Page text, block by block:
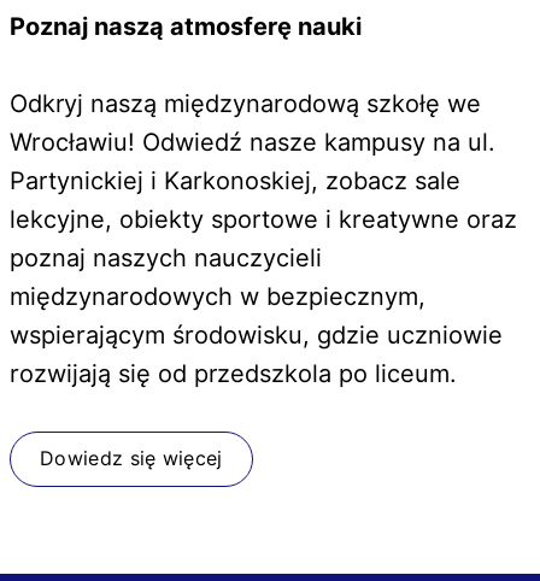
Poznaj naszą atmosferę nauki
Odkryj naszą międzynarodową szkołę we
Wrocławiu! Odwiedź nasze kampusy na ul.
Partynickiej i Karkonoskiej, zobacz sale
lekcyjne, obiekty sportowe i kreatywne oraz
poznaj naszych nauczycieli
międzynarodowych w bezpiecznym,
wspierającym środowisku, gdzie uczniowie
rozwijają się od przedszkola po liceum.
Dowiedz się więcej